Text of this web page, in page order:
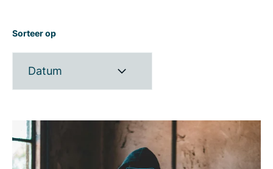
Sorteer op
Datum